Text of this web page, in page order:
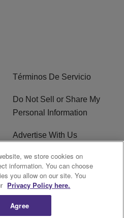
Términos De Servicio
Do Not Sell or Share My
Personal Information
Advertise With Us
R1 Digital
we store cookies on
information. You can choose
you allow on our site. You
Privacy Policy here.
Agree